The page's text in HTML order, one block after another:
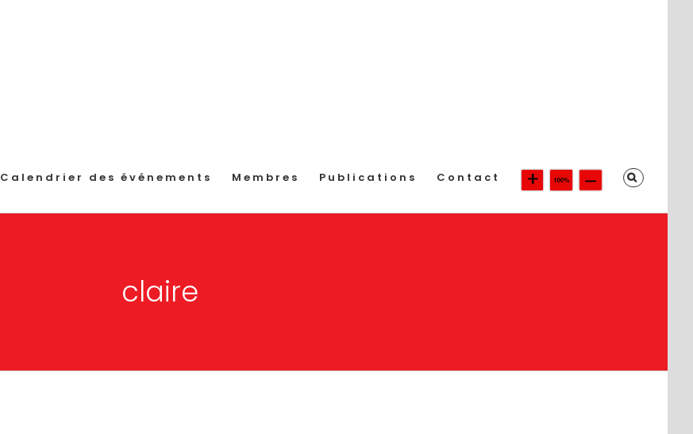
Calendrier des événements Membres Publications Contact
claire